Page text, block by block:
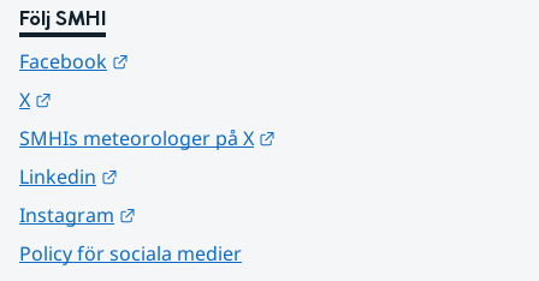
Följ SMHI
Facebook
X
SMHIs meteorologer på X
Linkedin
Instagram
Policy för sociala medier